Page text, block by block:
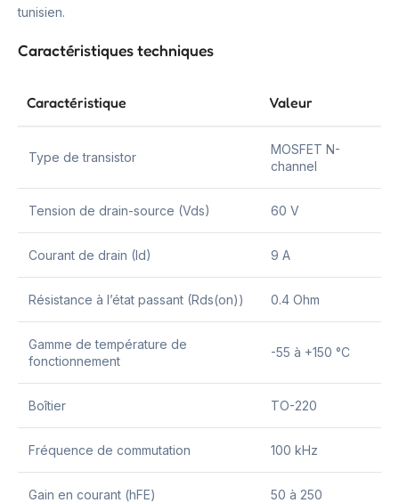
tunisien.
Caractéristiques techniques
Caractéristique Valeur
Type de transistor
MOSFET N-
channel
Tension de drain-source (Vds) 60 V
Courant de drain (Id) 9 A
Résistance à l’état passant (Rds(on)) 0.4 Ohm
Gamme de température de
fonctionnement
-55 à +150 °C
Boîtier TO-220
Fréquence de commutation 100 kHz
Gain en courant (hFE) 50 à 250